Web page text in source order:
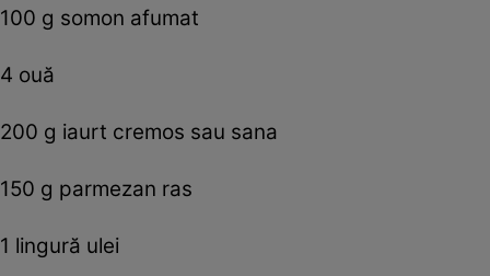
100 g somon afumat
4 ouă
200 g iaurt cremos sau sana
150 g parmezan ras
1 lingură ulei